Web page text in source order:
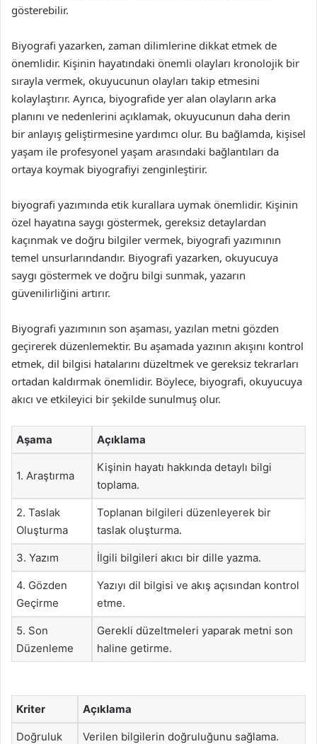
gösterebilir.
Biyografi yazarken, zaman dilimlerine dikkat etmek de
önemlidir. Kişinin hayatındaki önemli olayları kronolojik bir
sırayla vermek, okuyucunun olayları takip etmesini
kolaylaştırır. Ayrıca, biyografide yer alan olayların arka
planını ve nedenlerini açıklamak, okuyucunun daha derin
bir anlayış geliştirmesine yardımcı olur. Bu bağlamda, kişisel
yaşam ile profesyonel yaşam arasındaki bağlantıları da
ortaya koymak biyografiyi zenginleştirir.
biyografi yazımında etik kurallara uymak önemlidir. Kişinin
özel hayatına saygı göstermek, gereksiz detaylardan
kaçınmak ve doğru bilgiler vermek, biyografi yazımının
temel unsurlarındandır. Biyografi yazarken, okuyucuya
saygı göstermek ve doğru bilgi sunmak, yazarın
güvenilirliğini artırır.
Biyografi yazımının son aşaması, yazılan metni gözden
geçirerek düzenlemektir. Bu aşamada yazının akışını kontrol
etmek, dil bilgisi hatalarını düzeltmek ve gereksiz tekrarları
ortadan kaldırmak önemlidir. Böylece, biyografi, okuyucuya
akıcı ve etkileyici bir şekilde sunulmuş olur.
Aşama Açıklama
1. Araştırma
Kişinin hayatı hakkında detaylı bilgi
toplama.
2. Taslak
Oluşturma
Toplanan bilgileri düzenleyerek bir
taslak oluşturma.
3. Yazım İlgili bilgileri akıcı bir dille yazma.
4. Gözden
Geçirme
Yazıyı dil bilgisi ve akış açısından kontrol
etme.
5. Son
Düzenleme
Gerekli düzeltmeleri yaparak metni son
haline getirme.
Kriter Açıklama
Doğruluk Verilen bilgilerin doğruluğunu sağlama.